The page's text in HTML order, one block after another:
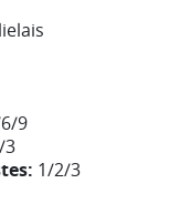
9
3
1/2/3